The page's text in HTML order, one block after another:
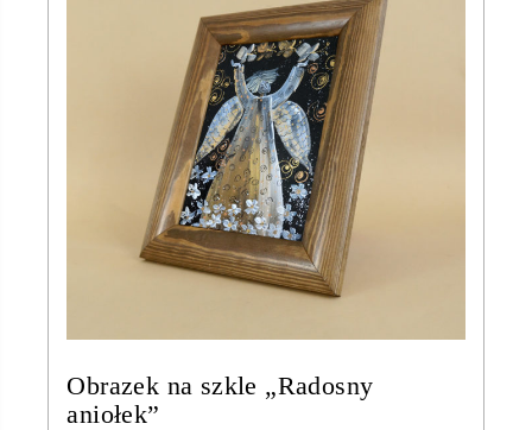
Obrazek na szkle „Radosny
aniołek”